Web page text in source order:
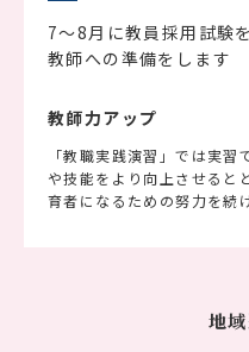
7～8月に教員採用試験
教師への準備をします
教師力アップ
「教職実践演習」では実
や技能をより向上させると
育者になるための努力を続
地